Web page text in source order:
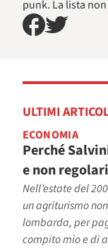
punk. La lista
ULTIMI
ECONOMIA
Perché
e non regolari
Nell’estate del
un agriturismo
lombarda, per
compito mio e di